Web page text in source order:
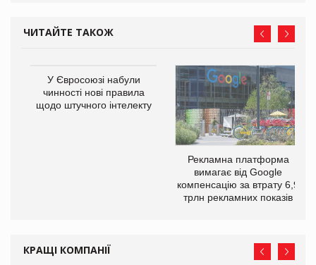
ЧИТАЙТЕ ТАКОЖ
У Євросоюзі набули
чинності нові правила
щодо штучного інтелекту
Рекламна платформа
вимагає від Google
компенсацію за втрату 6,9
трлн рекламних показів
КРАЩІ КОМПАНІЇ